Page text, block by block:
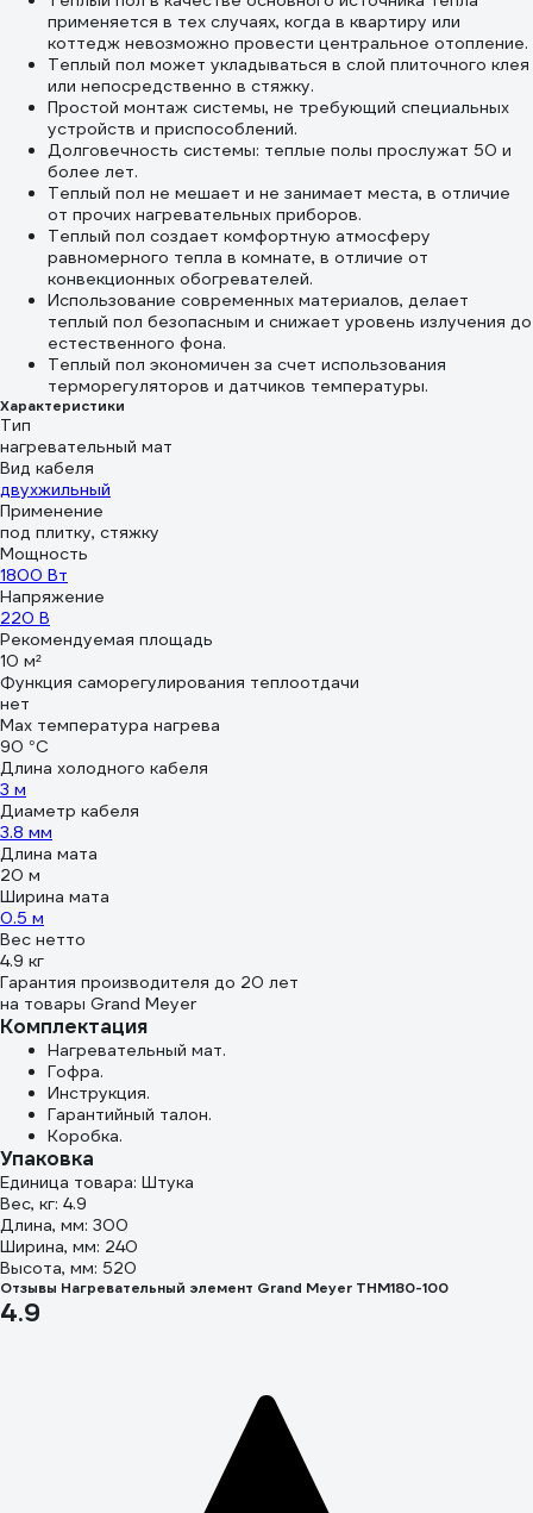
применяется в тех случаях, когда в квартиру или
коттедж невозможно провести центральное отопление.
Теплый пол может укладываться в слой плиточного клея
или непосредственно в стяжку.
Простой монтаж системы, не требующий специальных
устройств и приспособлений.
Долговечность системы: теплые полы прослужат 50 и
более лет.
Теплый пол не мешает и не занимает места, в отличие
от прочих нагревательных приборов.
Теплый пол создает комфортную атмосферу
равномерного тепла в комнате, в отличие от
конвекционных обогревателей.
Использование современных материалов, делает
теплый пол безопасным и снижает уровень излучения до
естественного фона.
Теплый пол экономичен за счет использования
терморегуляторов и датчиков температуры.
Характеристики
Тип
нагревательный мат
Вид кабеля
двухжильный
Применение
под плитку, стяжку
Мощность
1800 Вт
Напряжение
220 В
Рекомендуемая площадь
10 м²
Функция саморегулирования теплоотдачи
нет
Max температура нагрева
90 °С
Длина холодного кабеля
3 м
Диаметр кабеля
3.8 мм
Длина мата
20 м
Ширина мата
0.5 м
Вес нетто
4.9 кг
Гарантия производителя до 20 лет
на товары Grand Meyer
Комплектация
Нагревательный мат.
Гофра.
Инструкция.
Гарантийный талон.
Коробка.
Упаковка
Единица товара: Штука
Вес, кг: 4.9
Длина, мм: 300
Ширина, мм: 240
Высота, мм: 520
Отзывы Нагревательный элемент Grand Meyer THM180-100
4.9